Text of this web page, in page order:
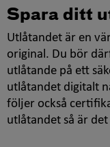
Spara ditt
Utlåtandet är en
original. Du bör
utlåtande på ett
utlåtandet digitalt
följer också
utlåtandet så är